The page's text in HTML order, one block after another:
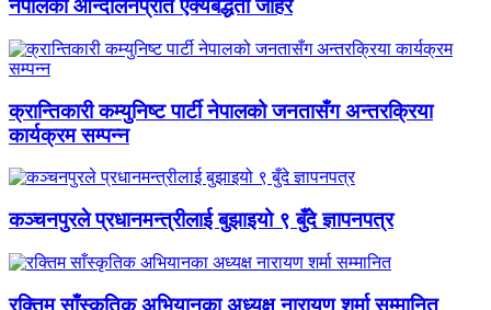
नेपालको आन्दोलनप्रति ऐक्यबद्धता जाहेर
क्रान्तिकारी कम्युनिष्ट पार्टी नेपालको जनतासँग अन्तरक्रिया
कार्यक्रम सम्पन्न
कञ्चनपुरले प्रधानमन्त्रीलाई बुझाइयो ९ बुँदे ज्ञापनपत्र
रक्तिम साँस्कृतिक अभियानका अध्यक्ष नारायण शर्मा सम्मानित